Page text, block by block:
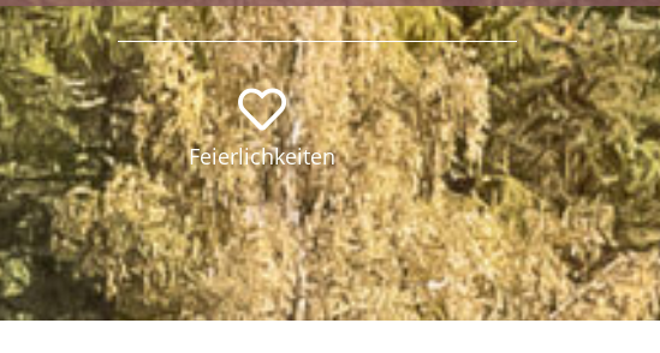
Feierlichkeiten